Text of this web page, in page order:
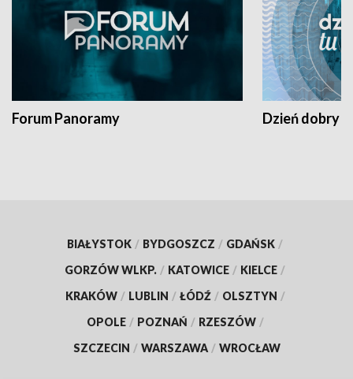
Forum Panoramy Dzień dobry
BIAŁYSTOK / BYDGOSZCZ / GDAŃSK /
GORZÓW WLKP. / KATOWICE / KIELCE /
KRAKÓW / LUBLIN / ŁÓDŹ / OLSZTYN /
OPOLE / POZNAŃ / RZESZÓW /
SZCZECIN / WARSZAWA / WROCŁAW